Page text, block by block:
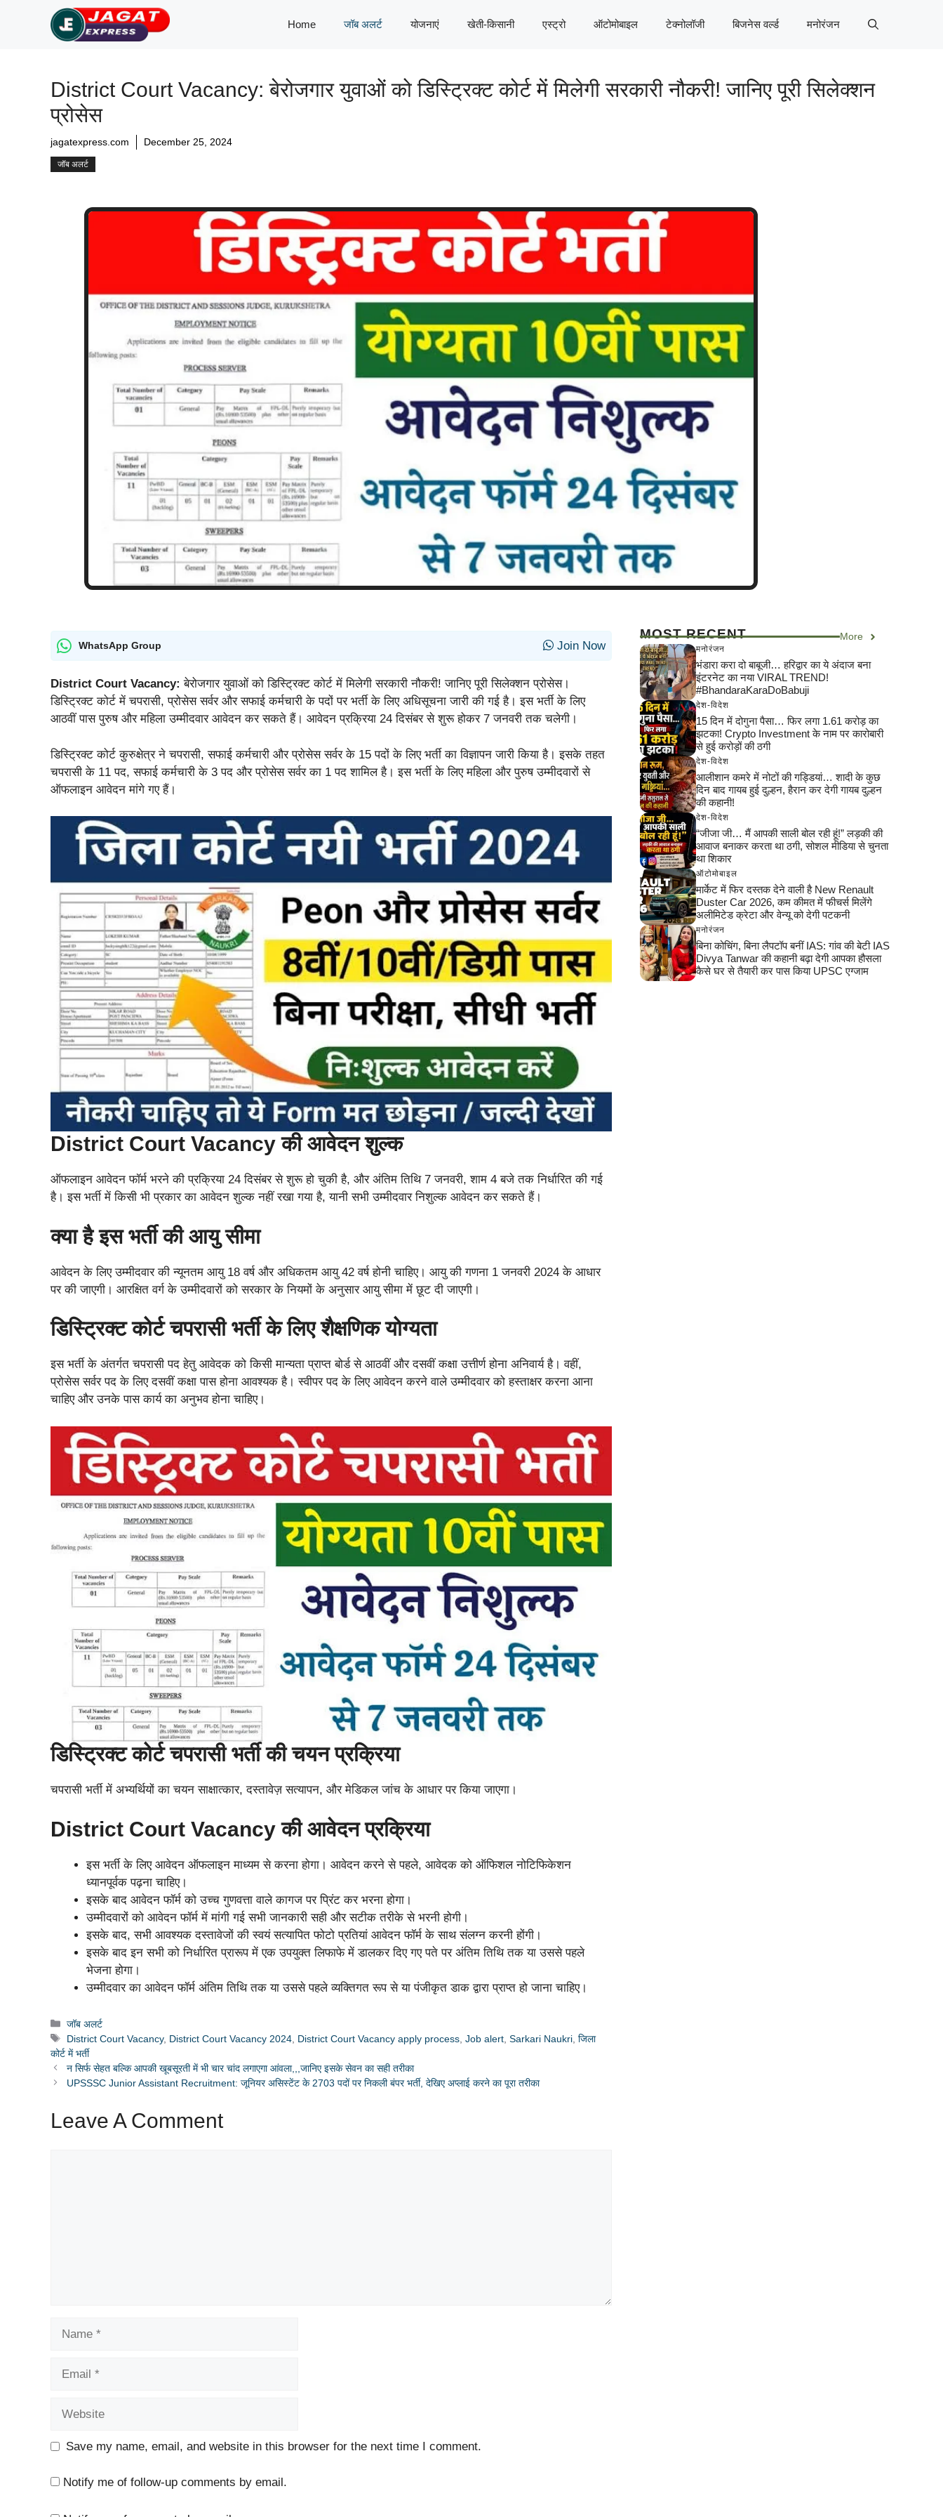
Home जॉब अलर्ट योजनाएं खेती-किसानी एस्ट्रो ऑटोमोबाइल टेक्नोलॉजी बिजनेस वर्ल्ड मनोरंजन
District Court Vacancy: बेरोजगार युवाओं को डिस्ट्रिक्ट कोर्ट में मिलेगी सरकारी नौकरी! जानिए पूरी सिलेक्शन
प्रोसेस
jagatexpress.com December 25, 2024
जॉब अलर्ट
WhatsApp Group Join Now
District Court Vacancy:बेरोजगार युवाओं को डिस्ट्रिक्ट कोर्ट में मिलेगी सरकारी नौकरी! जानिए पूरी सिलेक्शन प्रोसेस।
डिस्ट्रिक्ट कोर्ट में चपरासी, प्रोसेस सर्वर और सफाई कर्मचारी के पदों पर भर्ती के लिए अधिसूचना जारी की गई है। इस भर्ती के लिए
आठवीं पास पुरुष और महिला उम्मीदवार आवेदन कर सकते हैं। आवेदन प्रक्रिया 24 दिसंबर से शुरू होकर 7 जनवरी तक चलेगी।
डिस्ट्रिक्ट कोर्ट कुरुक्षेत्र ने चपरासी, सफाई कर्मचारी और प्रोसेस सर्वर के 15 पदों के लिए भर्ती का विज्ञापन जारी किया है। इसके तहत
चपरासी के 11 पद, सफाई कर्मचारी के 3 पद और प्रोसेस सर्वर का 1 पद शामिल है। इस भर्ती के लिए महिला और पुरुष उम्मीदवारों से
ऑफलाइन आवेदन मांगे गए हैं।
District Court Vacancy की आवेदन शुल्क
ऑफलाइन आवेदन फॉर्म भरने की प्रक्रिया 24 दिसंबर से शुरू हो चुकी है, और अंतिम तिथि 7 जनवरी, शाम 4 बजे तक निर्धारित की गई
है। इस भर्ती में किसी भी प्रकार का आवेदन शुल्क नहीं रखा गया है, यानी सभी उम्मीदवार निशुल्क आवेदन कर सकते हैं।
क्या है इस भर्ती की आयु सीमा
आवेदन के लिए उम्मीदवार की न्यूनतम आयु 18 वर्ष और अधिकतम आयु 42 वर्ष होनी चाहिए। आयु की गणना 1 जनवरी 2024 के आधार
पर की जाएगी। आरक्षित वर्ग के उम्मीदवारों को सरकार के नियमों के अनुसार आयु सीमा में छूट दी जाएगी।
डिस्ट्रिक्ट कोर्ट चपरासी भर्ती के लिए शैक्षणिक योग्यता
इस भर्ती के अंतर्गत चपरासी पद हेतु आवेदक को किसी मान्यता प्राप्त बोर्ड से आठवीं और दसवीं कक्षा उत्तीर्ण होना अनिवार्य है। वहीं,
प्रोसेस सर्वर पद के लिए दसवीं कक्षा पास होना आवश्यक है। स्वीपर पद के लिए आवेदन करने वाले उम्मीदवार को हस्ताक्षर करना आना
चाहिए और उनके पास कार्य का अनुभव होना चाहिए।
डिस्ट्रिक्ट कोर्ट चपरासी भर्ती की चयन प्रक्रिया
चपरासी भर्ती में अभ्यर्थियों का चयन साक्षात्कार, दस्तावेज़ सत्यापन, और मेडिकल जांच के आधार पर किया जाएगा।
District Court Vacancy की आवेदन प्रक्रिया
इस भर्ती के लिए आवेदन ऑफलाइन माध्यम से करना होगा। आवेदन करने से पहले, आवेदक को ऑफिशल नोटिफिकेशन
ध्यानपूर्वक पढ़ना चाहिए।
इसके बाद आवेदन फॉर्म को उच्च गुणवत्ता वाले कागज पर प्रिंट कर भरना होगा।
उम्मीदवारों को आवेदन फॉर्म में मांगी गई सभी जानकारी सही और सटीक तरीके से भरनी होगी।
इसके बाद, सभी आवश्यक दस्तावेजों की स्वयं सत्यापित फोटो प्रतियां आवेदन फॉर्म के साथ संलग्न करनी होंगी।
इसके बाद इन सभी को निर्धारित प्रारूप में एक उपयुक्त लिफाफे में डालकर दिए गए पते पर अंतिम तिथि तक या उससे पहले
भेजना होगा।
उम्मीदवार का आवेदन फॉर्म अंतिम तिथि तक या उससे पहले व्यक्तिगत रूप से या पंजीकृत डाक द्वारा प्राप्त हो जाना चाहिए।
Categories
जॉब अलर्ट
Tags
District Court Vacancy, District Court Vacancy 2024 District Court Vacancy apply process ,Job alert ,Sarkari Naukri ,जिला
कोर्ट में भर्ती
न सिर्फ सेहत बल्कि आपकी खूबसूरती में भी चार चांद लगाएगा आंवला,,,जानिए इसके सेवन का सही तरीका
UPSSSC Junior Assistant Recruitment: जूनियर असिस्टेंट के 2703 पदों पर निकली बंपर भर्ती, देखिए अप्लाई करने का पूरा तरीका
Leave A Comment
Save my name, email, and website in this browser for the next time I comment.
Notify me of follow-up comments by email.
MOST RECENT More
मनोरंजन
भंडारा करा दो बाबूजी… हरिद्वार का ये अंदाज बना
इंटरनेट का नया VIRAL TREND!
#BhandaraKaraDoBabuji
देश-विदेश
15 दिन में दोगुना पैसा… फिर लगा 1.61 करोड़ का
झटका! Crypto Investment के नाम पर कारोबारी
से हुई करोड़ों की ठगी
देश-विदेश
आलीशान कमरे में नोटों की गड्डियां… शादी के कुछ
दिन बाद गायब हुई दुल्हन, हैरान कर देगी गायब दुल्हन
की कहानी!
देश-विदेश
“जीजा जी… मैं आपकी साली बोल रही हूं!” लड़की की
आवाज बनाकर करता था ठगी, सोशल मीडिया से चुनता
था शिकार
ऑटोमोबाइल
मार्केट में फिर दस्तक देने वाली है New Renault
Duster Car 2026, कम कीमत में फीचर्स मिलेंगे
अलीमिटेड क्रेटा और वेन्यू को देगी पटकनी
मनोरंजन
बिना कोचिंग, बिना लैपटॉप बनीं IAS: गांव की बेटी IAS
Divya Tanwar की कहानी बढ़ा देगी आपका हौसला
कैसे घर से तैयारी कर पास किया UPSC एग्जाम